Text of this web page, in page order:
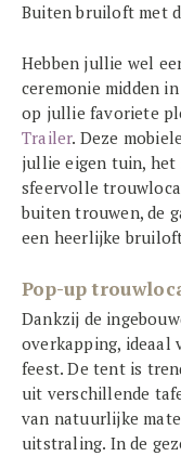
Buiten bruiloft met
Hebben jullie wel
ceremonie midden
op jullie favoriete
Trailer. Deze
jullie eigen tuin,
sfeervolle
buiten trouwen, de
een heerlijke
Pop-up
Dankzij de
overkapping, ideaal
feest. De tent is
uit verschillende
van natuurlijke
uitstraling. In de